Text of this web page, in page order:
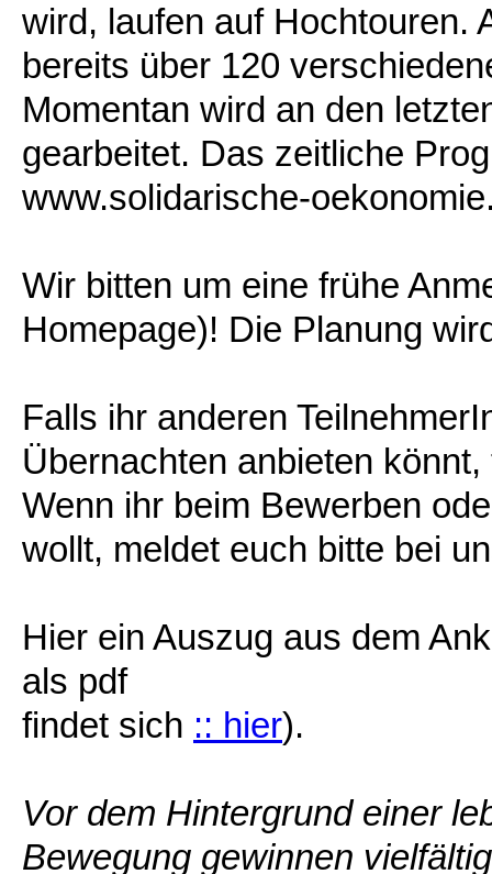
wird, laufen auf Hochtouren.
bereits über 120
Momentan wird an den
gearbeitet. Das zeitliche
www.solidarische-
Wir bitten um eine frühe
Homepage)! Die Planung
Falls ihr anderen
Übernachten anbieten
Wenn ihr beim Bewerben
wollt, meldet euch bitte bei
Hier ein Auszug aus dem
als pdf
findet sich :: hier).
Vor dem Hintergrund einer
Bewegung gewinnen